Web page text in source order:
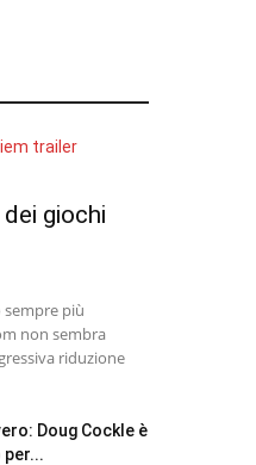
giochi
più
non sembra
riduzione
Doug Cockle è